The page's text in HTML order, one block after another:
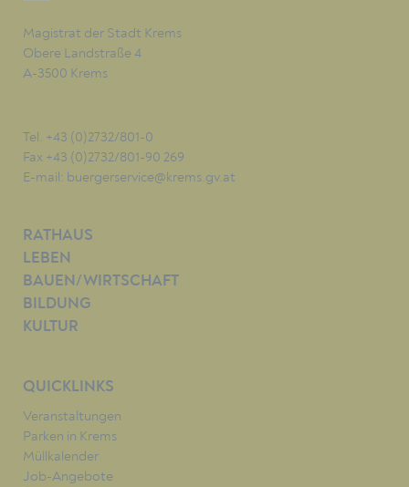
Magistrat der Stadt Krems
Obere Landstraße 4
A-3500 Krems
Tel. +43 (0)2732/801-0
Fax +43 (0)2732/801-90 269
E-mail: buergerservice@krems.gv.at
RATHAUS
LEBEN
BAUEN/WIRTSCHAFT
BILDUNG
KULTUR
QUICKLINKS
Veranstaltungen
Parken in Krems
Müllkalender
Job-Angebote